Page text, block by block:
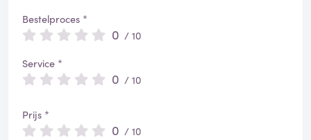
Bestelproces *
0 / 10
Service *
0 / 10
Prijs *
0 / 10